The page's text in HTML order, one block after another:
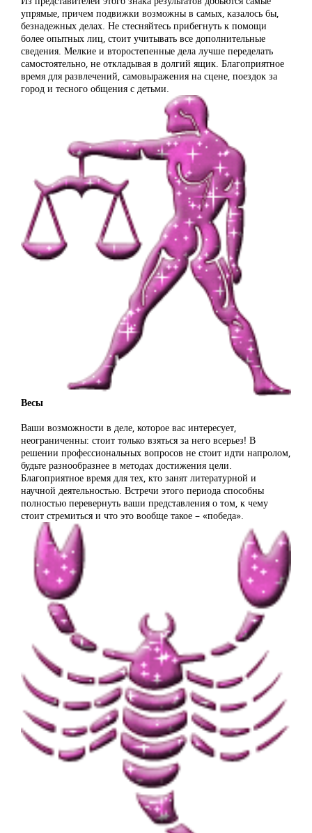
упрямые, причем подвижки возможны в самых, казалось бы,
безнадежных делах. Не стесняйтесь прибегнуть к помощи
более опытных лиц, стоит учитывать все дополнительные
сведения. Мелкие и второстепенные дела лучше переделать
самостоятельно, не откладывая в долгий ящик. Благоприятное
время для развлечений, самовыражения на сцене, поездок за
город и тесного общения с детьми.
Весы
Ваши возможности в деле, которое вас интересует,
неограниченны: стоит только взяться за него всерьез! В
решении профессиональных вопросов не стоит идти напролом,
будьте разнообразнее в методах достижения цели.
Благоприятное время для тех, кто занят литературной и
научной деятельностью. Встречи этого периода способны
полностью перевернуть ваши представления о том, к чему
стоит стремиться и что это вообще такое – «победа».